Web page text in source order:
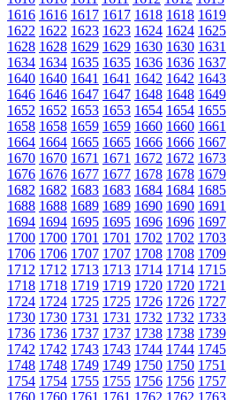
1616 1616 1617 1617 1618 1618 1619
1622 1622 1623 1623 1624 1624 1625
1628 1628 1629 1629 1630 1630 1631
1634 1634 1635 1635 1636 1636 1637
1640 1640 1641 1641 1642 1642 1643
1646 1646 1647 1647 1648 1648 1649
1652 1652 1653 1653 1654 1654 1655
1658 1658 1659 1659 1660 1660 1661
1664 1664 1665 1665 1666 1666 1667
1670 1670 1671 1671 1672 1672 1673
1676 1676 1677 1677 1678 1678 1679
1682 1682 1683 1683 1684 1684 1685
1688 1688 1689 1689 1690 1690 1691
1694 1694 1695 1695 1696 1696 1697
1700 1700 1701 1701 1702 1702 1703
1706 1706 1707 1707 1708 1708 1709
1712 1712 1713 1713 1714 1714 1715
1718 1718 1719 1719 1720 1720 1721
1724 1724 1725 1725 1726 1726 1727
1730 1730 1731 1731 1732 1732 1733
1736 1736 1737 1737 1738 1738 1739
1742 1742 1743 1743 1744 1744 1745
1748 1748 1749 1749 1750 1750 1751
1754 1754 1755 1755 1756 1756 1757